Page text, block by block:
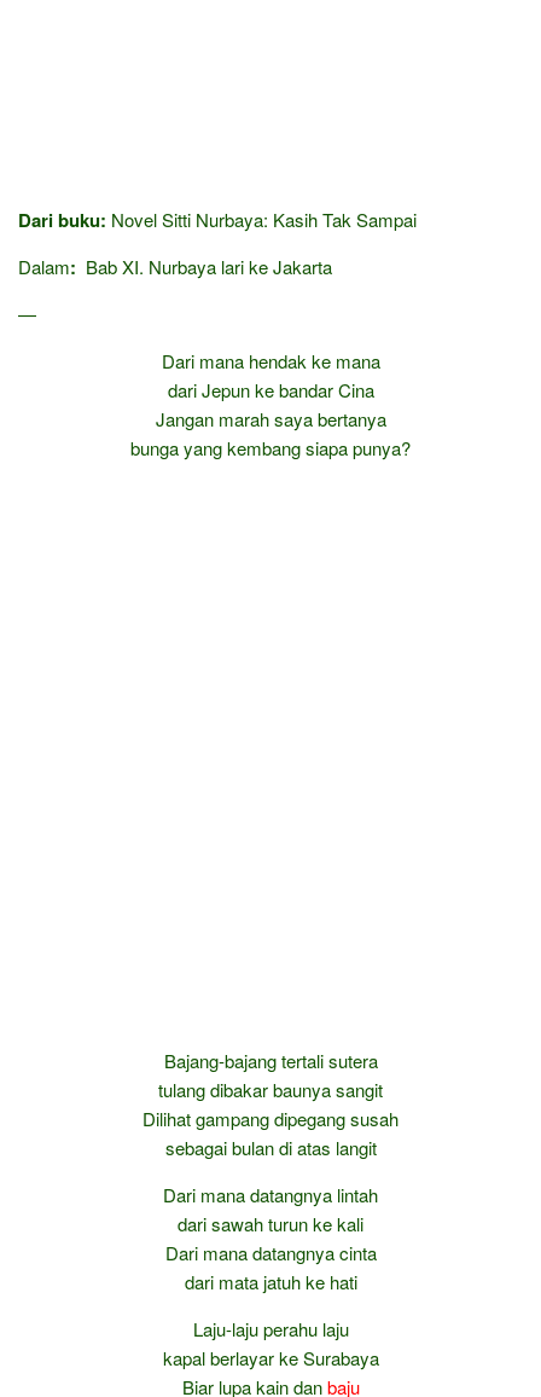
Dari buku: Novel Sitti Nurbaya: Kasih Tak Sampai
Dalam: Bab XI. Nurbaya lari ke Jakarta
—
Dari mana hendak ke mana
dari Jepun ke bandar Cina
Jangan marah saya bertanya
bunga yang kembang siapa punya?
Bajang-bajang tertali sutera
tulang dibakar baunya sangit
Dilihat gampang dipegang susah
sebagai bulan di atas langit
Dari mana datangnya lintah
dari sawah turun ke kali
Dari mana datangnya cinta
dari mata jatuh ke hati
Laju-laju perahu laju
kapal berlayar ke Surabaya
Biar lupa kain danbaju